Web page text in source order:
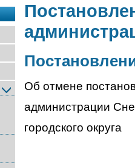
Об отмене
администрации
городского округа